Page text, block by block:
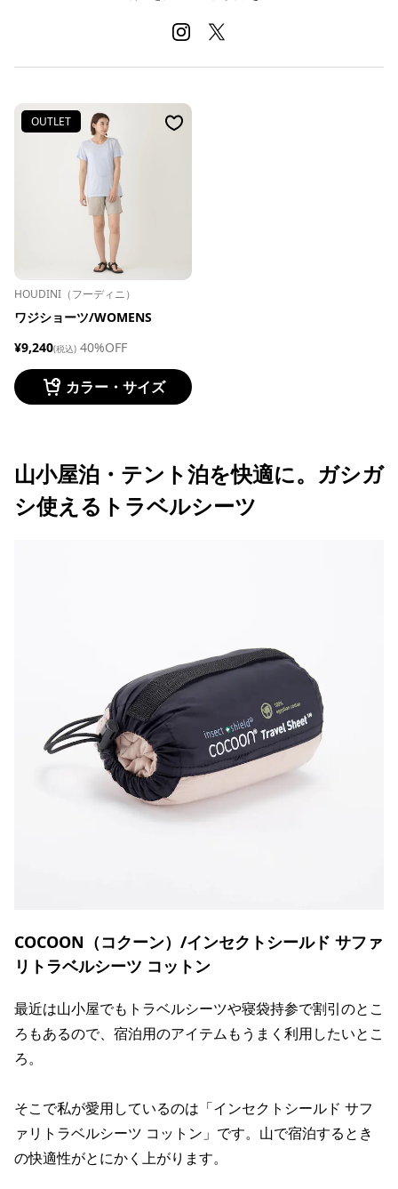
OUTLET
HOUDINI（フーディニ）
ワジショーツ/WOMENS
¥9,240(税込) 40%OFF
カラー・サイズ
山小屋泊・テント泊を快適に。ガシガ
シ使えるトラベルシーツ
COCOON（コクーン）/インセクトシールド サファ
リトラベルシーツ コットン
最近は山小屋でもトラベルシーツや寝袋持参で割引のとこ
ろもあるので、宿泊用のアイテムもうまく利用したいとこ
ろ。
そこで私が愛用しているのは「インセクトシールド サフ
ァリトラベルシーツ コットン」です。山で宿泊するとき
の快適性がとにかく上がります。